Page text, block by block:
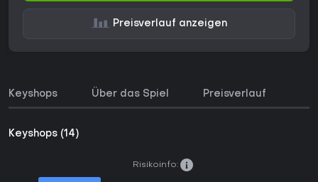
Preisverlauf anzeigen
Keyshops Über das Spiel Preisverlauf
Keyshops (14)
Risikoinfo: